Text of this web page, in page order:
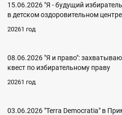
15.06.2026 "Я - будущий
в детском оздоровительном
20261 год
08.06.2026 "Я и право":
квест по избирательному праву
20261 год
03.06.2026 "Terra Democratia" в